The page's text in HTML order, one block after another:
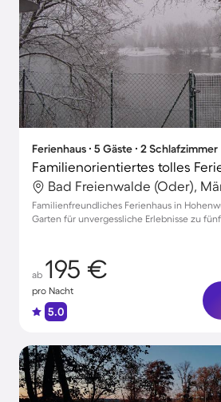
Ferienhaus ∙ 5 Gäste ∙ 2 Schlafzimmer
Familienfreundliches Ferienhaus in
Garten für unvergessliche Erlebnisse zu
ab 195 €
pro Nacht
5.0